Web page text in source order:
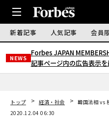
新着記事 人気記事 会員
NEWS
Forbes JAPAN
記事ページ内の広告表示
トップ 経済・社会
韓国法相 vs
2020.12.04 06:30